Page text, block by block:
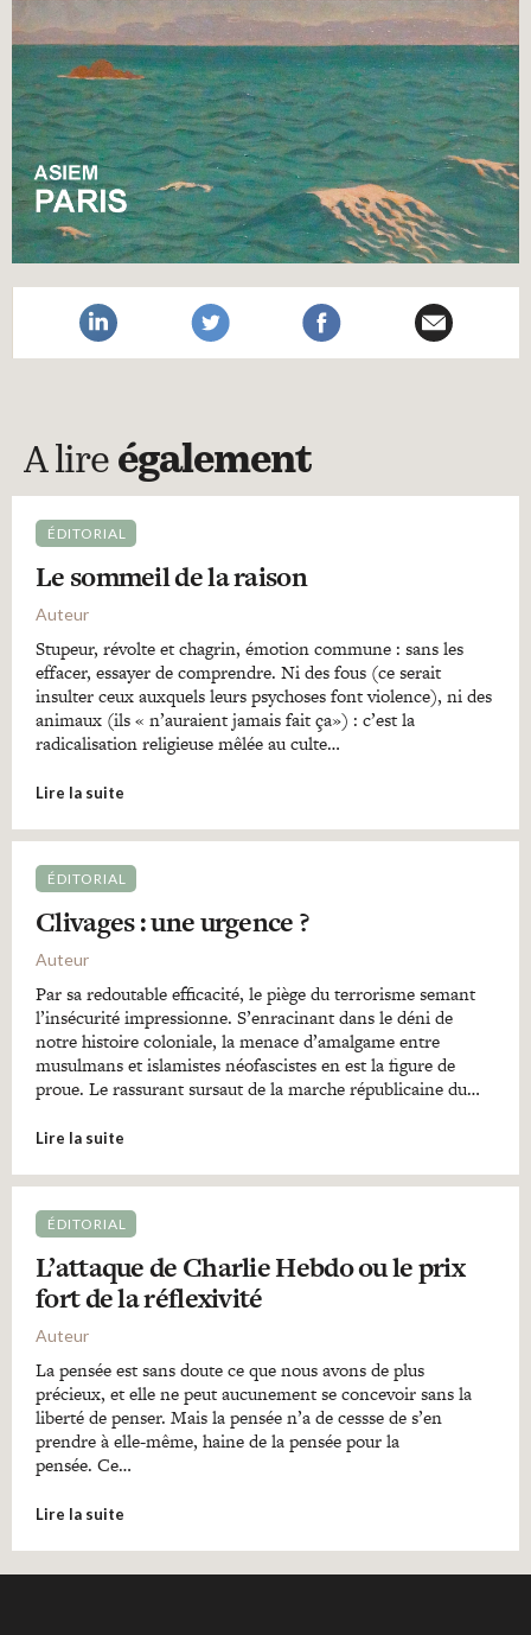
A lire également
ÉDITORIAL
Le sommeil de la raison
Auteur
Stupeur, révolte et chagrin, émotion commune : sans les
effacer, essayer de comprendre. Ni des fous (ce serait
insulter ceux auxquels leurs psychoses font violence), ni des
animaux (ils « n’auraient jamais fait ça») : c’est la
radicalisation religieuse mêlée au culte…
Lire la suite
ÉDITORIAL
Clivages : une urgence ?
Auteur
Par sa redoutable efficacité, le piège du terrorisme semant
l’insécurité impressionne. S’enracinant dans le déni de
notre histoire coloniale, la menace d’amalgame entre
musulmans et islamistes néofascistes en est la figure de
proue. Le rassurant sursaut de la marche républicaine du…
Lire la suite
ÉDITORIAL
L’attaque de Charlie Hebdo ou le prix
fort de la réflexivité
Auteur
La pensée est sans doute ce que nous avons de plus
précieux, et elle ne peut aucunement se concevoir sans la
liberté de penser. Mais la pensée n’a de cessse de s’en
prendre à elle-même, haine de la pensée pour la
pensée. Ce…
Lire la suite